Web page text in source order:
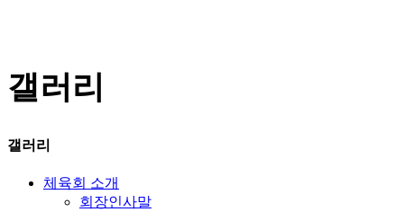
갤러리
갤러리
체육회 소개
회장인사말